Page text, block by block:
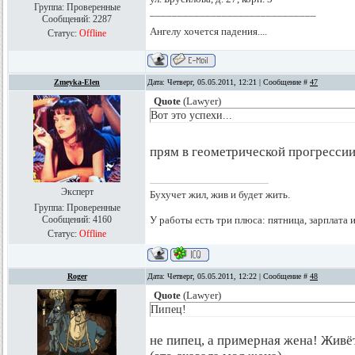
Группа: Проверенные
Сообщений: 2287
Статус: Offline
Ангелу хочется падения....
Zmeyka-Elen Дата: Четверг, 05.05.2011, 12:21 | Сообщение # 47
Эксперт
Группа: Проверенные
Сообщений: 4160
Статус: Offline
Quote (Lawyer)
Вот это успехи...
прям в геометрической
Бухучет жил, жив и будет жить.
У работы есть три плюса: пятница, зарплата
Roger Дата: Четверг, 05.05.2011, 12:22 | Сообщение # 48
Quote (Lawyer)
Пипец!
не пипец, а примерная жена!